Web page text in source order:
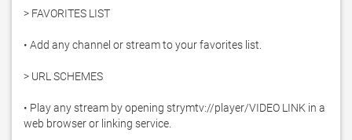
> FAVORITES LIST
• Add any channel or stream to your favorites list.
> URL SCHEMES
• Play any stream by opening strymtv://player/VIDEO LINK in a
web browser or linking service.